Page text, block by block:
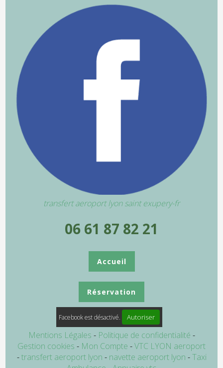
transfert aeroport lyon saint exupery-fr
06 61 87 82 21
Accueil
Réservation
Facebook est désactivé. Autoriser
Mentions Légales
Politique de confidentialité
Gestion cookies
Mon Compte
VTC LYON aeroport
transfert aeroport lyon
navette aeroport lyon
Taxi